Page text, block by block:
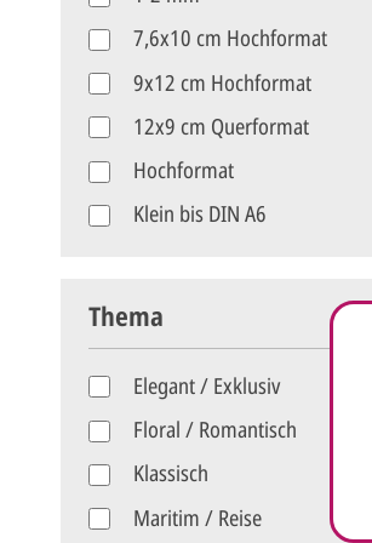
Weiß
7,6x10 cm Hochformat
9x12 cm Hochformat
12x9 cm Querformat
Hochformat
Klein bis DIN A6
Thema
Elegant / Exklusiv
Floral / Romantisch
Klassisch
Maritim / Reise